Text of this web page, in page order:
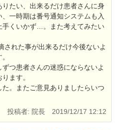
たい、出来るだけ患者さんに身
一時期は番号通知システムも入
手くいかず…。また考えてみたい
された事が出来るだけ今後ないよ
つ患者さんの迷惑にならないよ
ます。
。またご意見ありましたらいつ
投稿者: 院長
2019/12/17 12:12